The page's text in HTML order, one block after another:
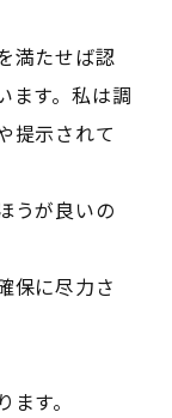
満たせば認
ます。私は調
提示されて
うが良いの
保に尽力さ
す。